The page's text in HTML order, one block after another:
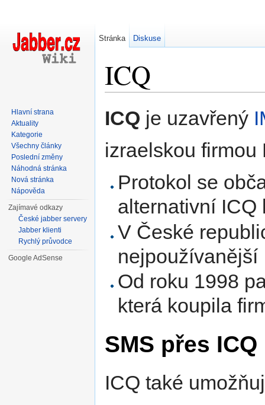
ICQ
ICQ je uzavřený
izraelskou firmou
Protokol se
alternativní ICQ
V České
nejpoužívanější
Od roku 1998
která koupila
SMS přes ICQ
ICQ také
Stránka Diskuse
Hlavní strana
Aktuality
Kategorie
Všechny články
Poslední změny
Náhodná stránka
Nová stránka
Nápověda
Zajímavé odkazy
České jabber servery
Jabber klienti
Rychlý průvodce
Google AdSense